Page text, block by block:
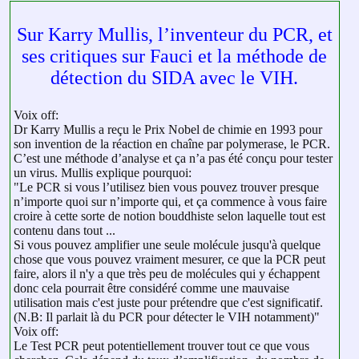
Sur Karry Mullis, l’inventeur du PCR, et
ses critiques sur Fauci et la méthode de
détection du SIDA avec le VIH.
Voix off:
Dr Karry Mullis a reçu le Prix Nobel de chimie en 1993 pour
son invention de la réaction en chaîne par polymerase, le PCR.
C’est une méthode d’analyse et ça n’a pas été conçu pour tester
un virus. Mullis explique pourquoi:
"Le PCR si vous l’utilisez bien vous pouvez trouver presque
n’importe quoi sur n’importe qui, et ça commence à vous faire
croire à cette sorte de notion bouddhiste selon laquelle tout est
contenu dans tout ...
Si vous pouvez amplifier une seule molécule jusqu'à quelque
chose que vous pouvez vraiment mesurer, ce que la PCR peut
faire, alors il n'y a que très peu de molécules qui y échappent
donc cela pourrait être considéré comme une mauvaise
utilisation mais c'est juste pour prétendre que c'est significatif.
(N.B: Il parlait là du PCR pour détecter le VIH notamment)"
Voix off:
Le Test PCR peut potentiellement trouver tout ce que vous